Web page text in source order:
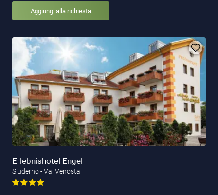
Aggiungi alla richiesta
Erlebnishotel Engel
Sluderno - Val Venosta